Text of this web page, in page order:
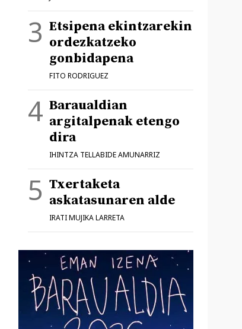
Etsipena ekintzarekin
ordezkatzeko
gonbidapena
FITO RODRIGUEZ
Baraualdian
argitalpenak etengo
dira
IHINTZA TELLABIDE AMUNARRIZ
Txertaketa
askatasunaren alde
IRATI MUJIKA LARRETA